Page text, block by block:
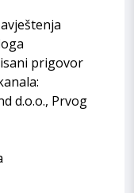
prigovor
d.o.o., Prvog